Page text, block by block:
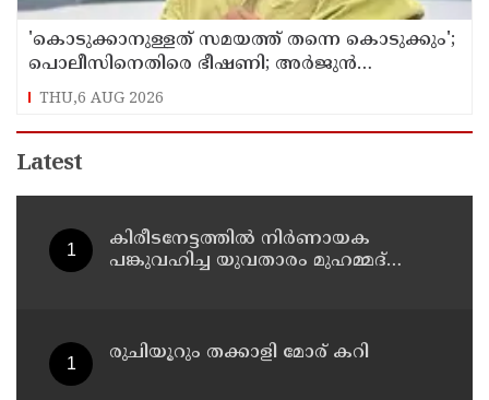
'കൊടുക്കാനുള്ളത് സമയത്ത് തന്നെ കൊടുക്കും';
പൊലീസിനെതിരെ ഭീഷണി; അർജുൻ
ആയങ്കിക്കെതിരെ കേസെടുത്തു
THU,6 AUG 2026
Latest
കിരീടനേട്ടത്തില്‍ നിര്‍ണായക
പങ്കുവഹിച്ച യുവതാരം മുഹമ്മദ്
രുചിയൂറും തക്കാളി മോര് കറി